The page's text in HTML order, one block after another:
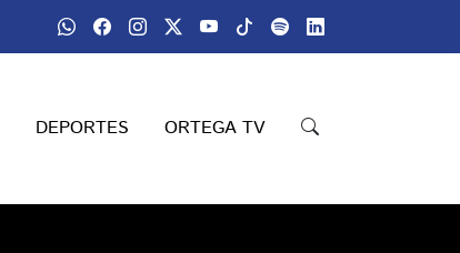
DEPORTES ORTEGA TV